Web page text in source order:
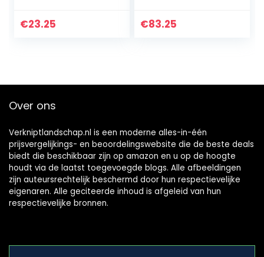
Bypass Tree
€23.25
bonsai tool
€83.25
Over ons
Verkniptlandschap.nl is een moderne alles-in-één
prijsvergelijkings- en beoordelingswebsite die de beste deals
biedt die beschikbaar zijn op amazon en u op de hoogte
houdt via de laatst toegevoegde blogs. Alle afbeeldingen
zijn auteursrechtelijk beschermd door hun respectievelijke
eigenaren. Alle geciteerde inhoud is afgeleid van hun
respectievelijke bronnen.